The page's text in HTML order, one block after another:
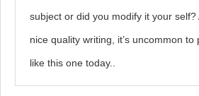
subject or did you modify it your
nice quality writing, it’s uncommon
like this one today..